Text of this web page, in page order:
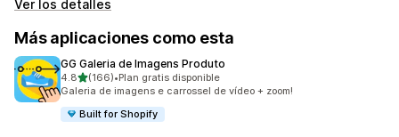
Ver los detalles
Más aplicaciones como esta
GG Galeria de Imagens Produto
4.8de 5 estrellas
(166)
166 reseñas en total
•Plan gratis disponible
Galeria de imagens e carrossel de vídeo + zoom!
Built for Shopify